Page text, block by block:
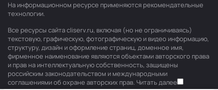
На информационном ресурсе применяются рекомендательные
технологии.
Все ресурсы сайта cliserv.ru, включая (но не ограничиваясь)
текстовую, графическую, фотографическую и видео информацию,
структуру, дизайн и оформление страниц, доменное имя,
фирменное наименование являются объектами авторского права
и прав на интеллектуальную собственность, защищены
российским законодательством и международными
соглашениями об охране авторских прав. Читать далее